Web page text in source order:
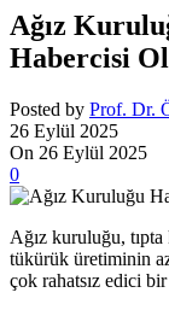
Ağız
Habercisi
Posted by Prof. Dr.
26 Eylül 2025
On 26 Eylül 2025
0
Ağız kuruluğu, tıpta
tükürük üretiminin
çok rahatsız edici